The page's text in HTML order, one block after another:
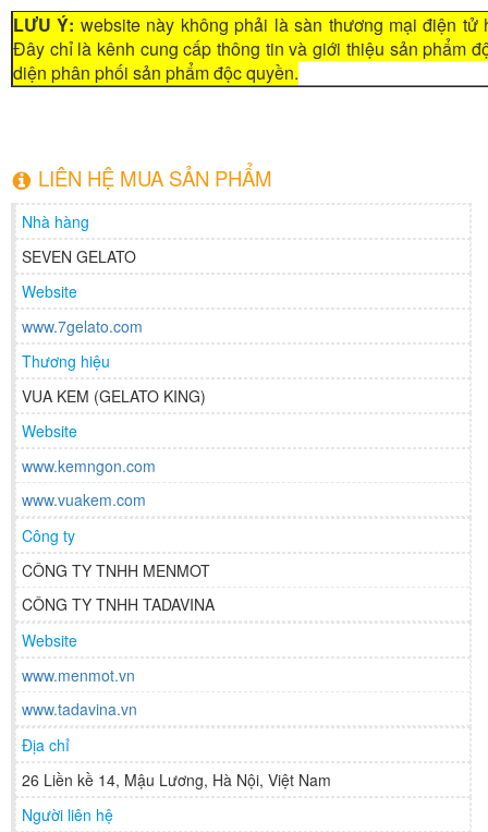
LƯU Ý: website này không phải là sàn thương mại điện tử
Đây chỉ là kênh cung cấp thông tin và giới thiệu sản phẩm
diện phân phối sản phẩm độc quyền.
LIÊN HỆ MUA SẢN PHẨM
Nhà hàng
SEVEN GELATO
Website
www.7gelato.com
Thương hiệu
VUA KEM (GELATO KING)
Website
www.kemngon.com
www.vuakem.com
Công ty
CÔNG TY TNHH MENMOT
CÔNG TY TNHH TADAVINA
Website
www.menmot.vn
www.tadavina.vn
Địa chỉ
26 Liền kề 14, Mậu Lương, Hà Nội, Việt Nam
Người liên hệ